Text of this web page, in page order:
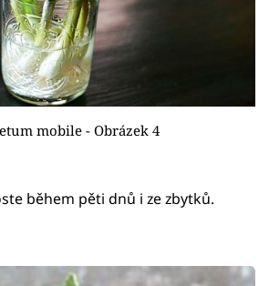
mobile - Obrázek 4
během pěti dnů i ze zbytků.